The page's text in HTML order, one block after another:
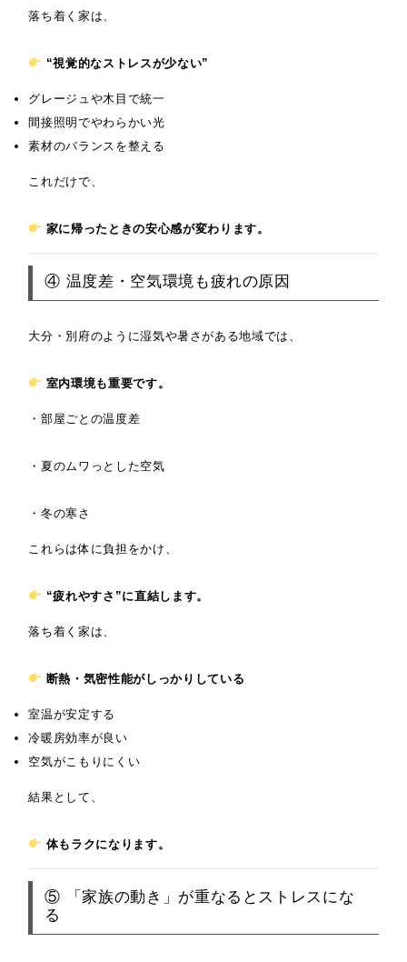
落ち着く家は、
“視覚的なストレスが少ない”
グレージュや木目で統一
間接照明でやわらかい光
素材のバランスを整える
これだけで、
家に帰ったときの安心感が変わります。
④ 温度差・空気環境も疲れの原因
大分・別府のように湿気や暑さがある地域では、
室内環境も重要です。
・部屋ごとの温度差
・夏のムワっとした空気
・冬の寒さ
これらは体に負担をかけ、
“疲れやすさ”に直結します。
落ち着く家は、
断熱・気密性能がしっかりしている
室温が安定する
冷暖房効率が良い
空気がこもりにくい
結果として、
体もラクになります。
⑤ 「家族の動き」が重なるとストレスにな
る